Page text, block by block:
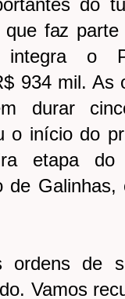
do
faz
integra o
934 mil. As
durar
o início do
etapa do
de
ordens de
Vamos